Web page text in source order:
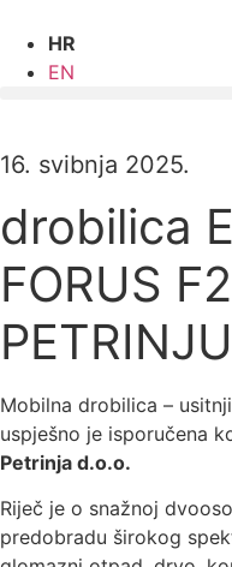
sadržaj
HR
EN
16. svibnja 2025.
drobilica
FORUS
PETRINJU
Mobilna drobilica –
uspješno je isporučena
Petrinja d.o.o.
Riječ je o snažnoj
predobradu širokog